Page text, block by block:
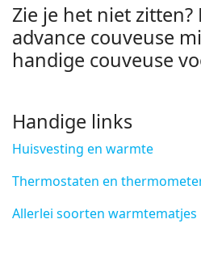
Zie je het niet zitten?
advance couveuse
handige couveuse
Handige links
Huisvesting en warmte
Thermostaten en
Allerlei soorten warmtematjes